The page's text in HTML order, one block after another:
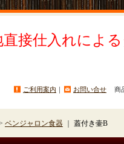
接仕入れによ
ご利用案内 ｜ お問い合せ 商
ベンジャロン食器 蓋付き壷B